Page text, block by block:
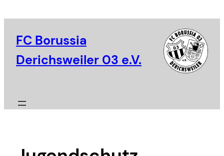
springen
FC Borussia
Derichsweiler 03 e.V.